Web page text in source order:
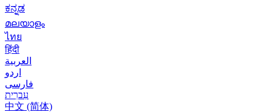
ಕನ್ನಡ
മലയാളം
ไทย
हिंदी
العربية
اردو
فارسی
עִברִית
中文 (简体)